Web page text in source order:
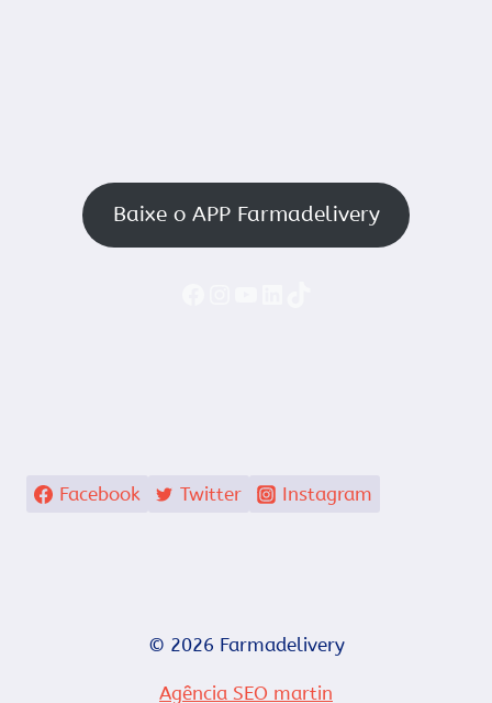
Baixe o APP Farmadelivery
Facebook Twitter Instagram
© 2026 Farmadelivery
Agência SEO martin